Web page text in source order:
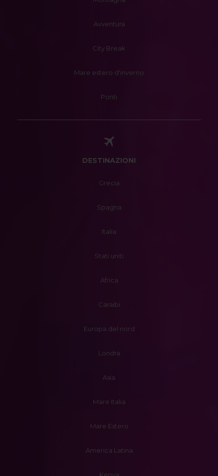
Avventura
City Break
Mare estero d'inverno
Ponti
DESTINAZIONI
Grecia
Spagna
Italia
Stati uniti
Africa
Caraibi
Europa del nord
Londra
Asia
Mare Italia
Mare Estero
America Latina